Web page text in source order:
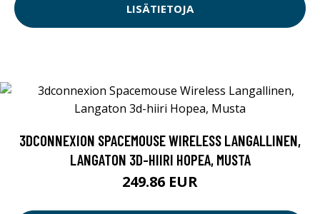
LISÄTIETOJA
3DCONNEXION SPACEMOUSE WIRELESS LANGALLINEN,
LANGATON 3D-HIIRI HOPEA, MUSTA
249.86 EUR